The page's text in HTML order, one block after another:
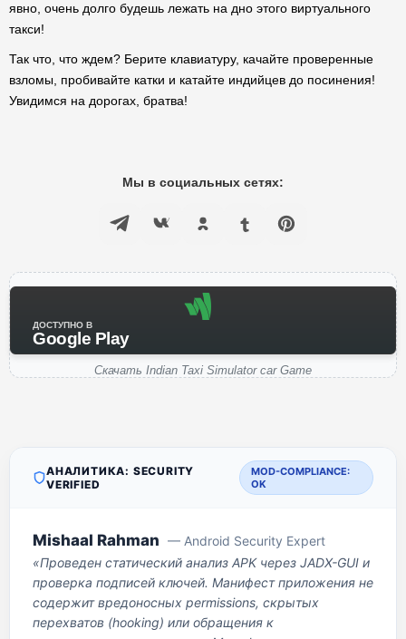
явно, очень долго будешь лежать на дно этого виртуального
такси!
Так что, что ждем? Берите клавиатуру, качайте проверенные
взломы, пробивайте катки и катайте индийцев до посинения!
Увидимся на дорогах, братва!
Мы в социальных сетях:
ДОСТУПНО В
Google Play
Скачать Indian Taxi Simulator car Game
АНАЛИТИКА: SECURITY
VERIFIED
MOD-COMPLIANCE:
OK
Mishaal Rahman — Android Security Expert
«Проведен статический анализ APK через JADX-GUI и
проверка подписей ключей. Манифест приложения не
содержит вредоносных permissions, скрытых
перехватов (hooking) или обращения к